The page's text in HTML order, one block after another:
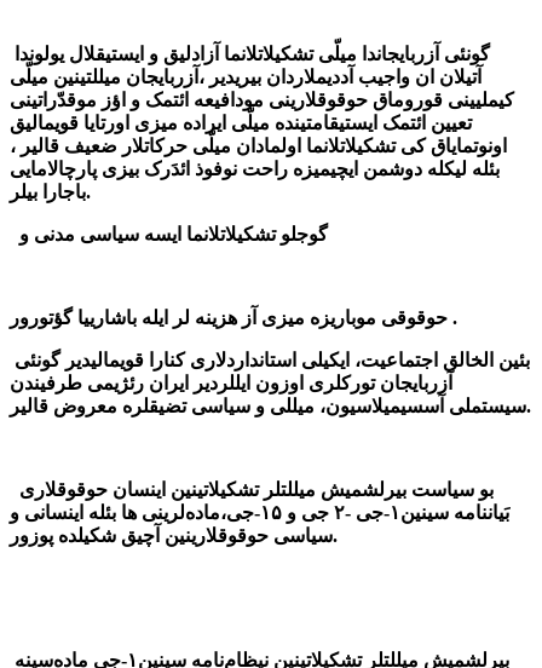
آتیلان ان واجیب آددیملاردان بیریدیر ،آزربایجان میللتینین میلّی
کیملیینی قوروماق حوقوقلارینی مودافیعه ائتمک و اؤز موقدّراتینی
تعیین ائتمک ایستیقامتینده میلّی ایراده میزی اورتایا قویمالیق
اونوتمایاق کی تشکیلاتلانما اولمادان میلّی حرکاتلار ضعیف قالیر ،
بئله لیکله دوشمن ایچیمیزه راحت نوفوذ ائدَرک بیزی پارچالامایی
باجارا بیلر.
گوجلو تشکیلاتلانما ایسه سیاسی مدنی و
حوقوقی موباریزه میزی آز هزینه لر ایله باشارییا گؤتورور .
آزربایجان تورکلری اوزون ایللردیر ایران رئژیمی طرفیندن
سیستملی آسسیمیلاسیون، میللی و سیاسی تضیقلره معروض قالیر.
بَیاننامه سینین۱-جی -۲ جی و ۱۵-جی،ماده‌لرینی ها بئله اینسانی و
سیاسی حوقوقلارینین آچیق شکیلده پوزور.